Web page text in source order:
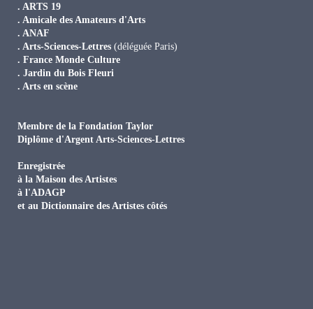
. ARTS 19
. Amicale des Amateurs d'Arts
. ANAF
. Arts-Sciences-Lettres (déléguée Paris)
. France Monde Culture
. Jardin du Bois Fleuri
. Arts en scène
Membre de la Fondation Taylor
Diplôme d'Argent Arts-Sciences-Lettres
Enregistrée
à la Maison des Artistes
à l'ADAGP
et au Dictionnaire des Artistes côtés